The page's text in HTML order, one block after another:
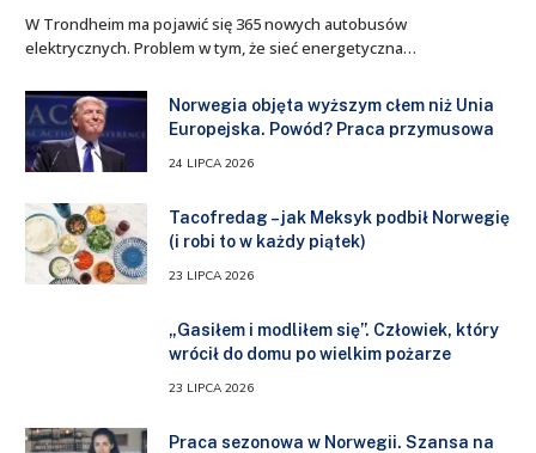
W Trondheim ma pojawić się 365 nowych autobusów
elektrycznych. Problem w tym, że sieć energetyczna…
Norwegia objęta wyższym cłem niż Unia
Europejska. Powód? Praca przymusowa
24 LIPCA 2026
Tacofredag – jak Meksyk podbił Norwegię
(i robi to w każdy piątek)
23 LIPCA 2026
„Gasiłem i modliłem się”. Człowiek, który
wrócił do domu po wielkim pożarze
23 LIPCA 2026
Praca sezonowa w Norwegii. Szansa na